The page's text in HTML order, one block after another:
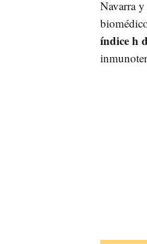
Navarra
índice h